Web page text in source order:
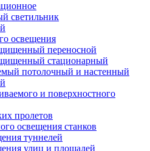
светильник
освещения
переносной
стационарный
потолочный и настенный
и поверхностного
пролетов
освещения станков
туннелей
улиц и площадей